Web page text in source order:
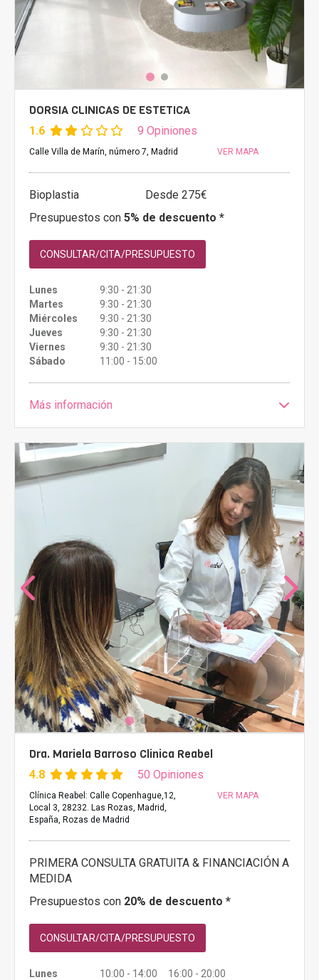
DORSIA CLINICAS DE ESTETICA
1.6 9 Opiniones
Calle Villa de Marín, número 7, Madrid VER MAPA
Bioplastia
Desde 275€
Presupuestos con 5% de descuento *
CONSULTAR/CITA/PRESUPUESTO
Lunes
9:30 - 21:30
Martes
9:30 - 21:30
Miércoles
9:30 - 21:30
Jueves
9:30 - 21:30
Viernes
9:30 - 21:30
Sábado
11:00 - 15:00
Más información
Dra. Mariela Barroso Clinica Reabel
4.8 50 Opiniones
Clínica Reabel: Calle Copenhague,12,
Local 3, 28232. Las Rozas, Madrid,
España, Rozas de Madrid
VER MAPA
PRIMERA CONSULTA GRATUITA & FINANCIACIÓN A
MEDIDA
Presupuestos con 20% de descuento *
CONSULTAR/CITA/PRESUPUESTO
Lunes
10:00 - 14:00 16:00 - 20:00